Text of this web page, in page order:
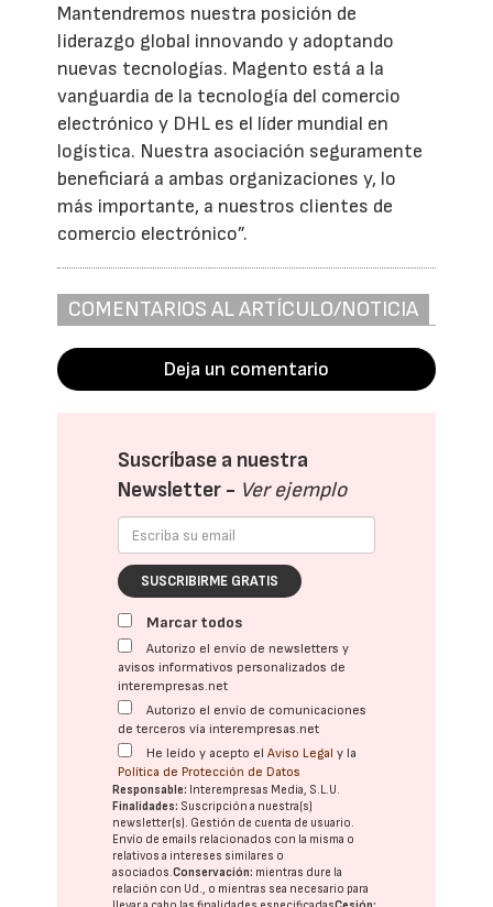
Mantendremos nuestra posición de
liderazgo global innovando y adoptando
nuevas tecnologías. Magento está a la
vanguardia de la tecnología del comercio
electrónico y DHL es el líder mundial en
logística. Nuestra asociación seguramente
beneficiará a ambas organizaciones y, lo
más importante, a nuestros clientes de
comercio electrónico”.
COMENTARIOS AL ARTÍCULO/NOTICIA
Deja un comentario
Suscríbase a nuestra
Newsletter - Ver ejemplo
SUSCRIBIRME GRATIS
Marcar todos
Autorizo el envío de newsletters y
avisos informativos personalizados de
interempresas.net
Autorizo el envío de comunicaciones
de terceros vía interempresas.net
He leído y acepto elAviso Legal y la
Política de Protección de Datos
Responsable: Interempresas Media, S.L.U.
Finalidades: Suscripción a nuestra(s)
newsletter(s). Gestión de cuenta de usuario.
Envío de emails relacionados con la misma o
relativos a intereses similares o
asociados.Conservación: mientras dure la
relación con Ud., o mientras sea necesario para